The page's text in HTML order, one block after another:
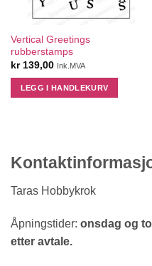
Vertical Greetings
rubberstamps
kr139,00 Ink.MVA
LEGG I HANDLEKURV
Taras Hobbykrok
Åpningstider: onsdag og
etter avtale.